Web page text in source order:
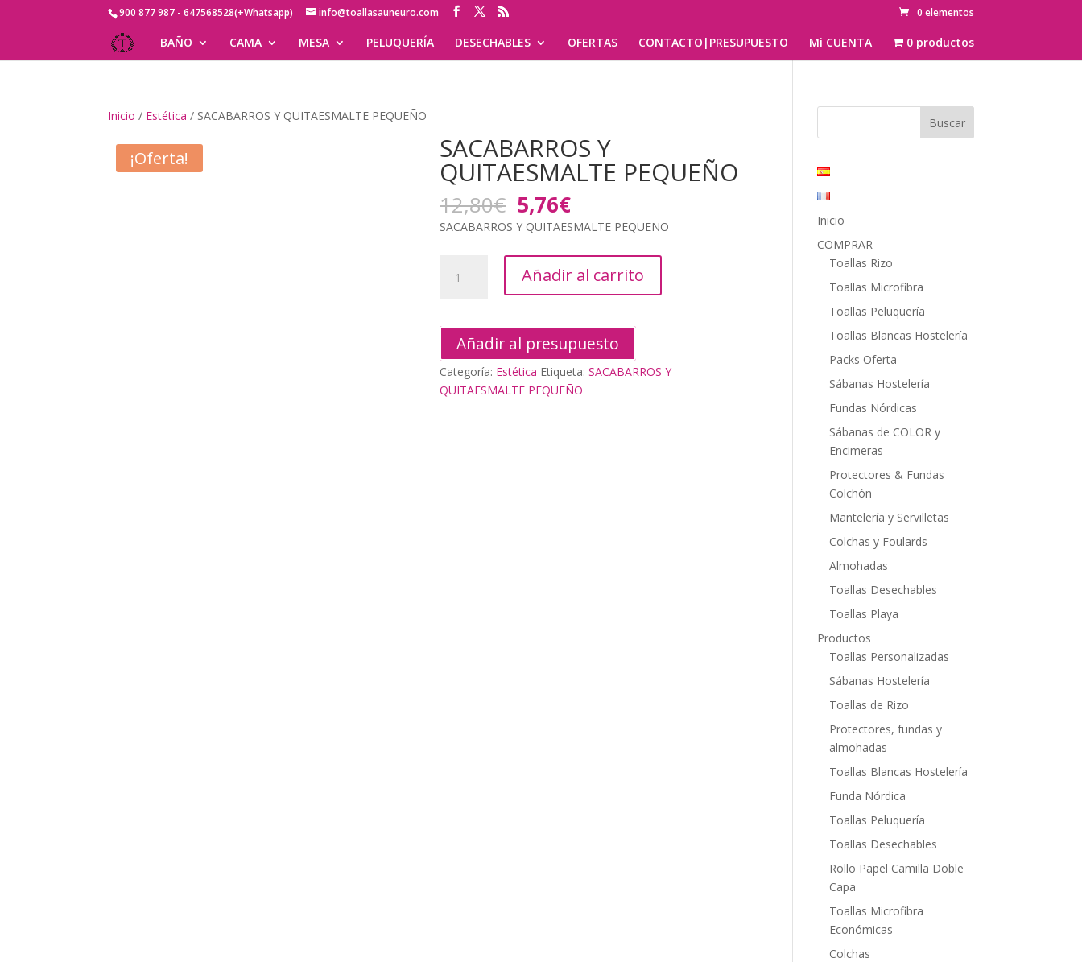
900 877 987 - 647568528(+Whatsapp) info@toallasauneuro.com 0 elementos
BAÑO CAMA MESA PELUQUERÍA DESECHABLES OFERTAS CONTACTO|PRESUPUESTO Mi CUENTA 0 productos
Inicio / Estética / SACABARROS Y QUITAESMALTE PEQUEÑO
¡Oferta! SACABARROS Y
QUITAESMALTE PEQUEÑO
12,80€ El
precio
original
era:
12,80€.
5,76€El
precio
actual
es:
5,76€.
SACABARROS Y QUITAESMALTE PEQUEÑO
QUITAESMALTE
cantidad
Añadir al carrito
Añadir al presupuesto
Categoría: Estética Etiqueta:SACABARROS Y
QUITAESMALTE PEQUEÑO
Inicio
COMPRAR
Toallas Rizo
Toallas Microfibra
Toallas Peluquería
Toallas Blancas Hostelería
Packs Oferta
Sábanas Hostelería
Fundas Nórdicas
Sábanas de COLOR y
Encimeras
Protectores & Fundas
Colchón
Mantelería y Servilletas
Colchas y Foulards
Almohadas
Toallas Desechables
Toallas Playa
Productos
Toallas Personalizadas
Sábanas Hostelería
Toallas de Rizo
Protectores, fundas y
almohadas
Toallas Blancas Hostelería
Funda Nórdica
Toallas Peluquería
Toallas Desechables
Rollo Papel Camilla Doble
Capa
Toallas Microfibra
Económicas
Colchas